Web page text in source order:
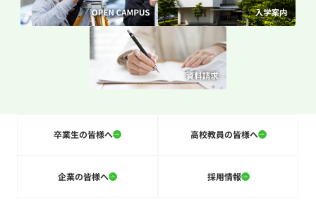
卒業生の皆様へ 高校教員の皆様へ
企業の皆様へ 採用情報